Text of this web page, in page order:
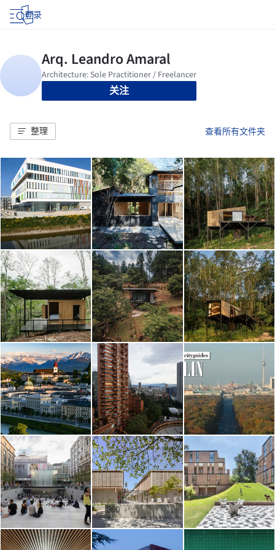
登录
关注
整理 查看所有文件夹